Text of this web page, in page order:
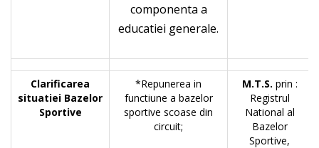
componenta a
educatiei generale.
Clarificarea
situatiei Bazelor
Sportive
*Repunerea in
functiune a bazelor
sportive scoase din
circuit;
M.T.S. prin :
Registrul
National al
Bazelor
Sportive,